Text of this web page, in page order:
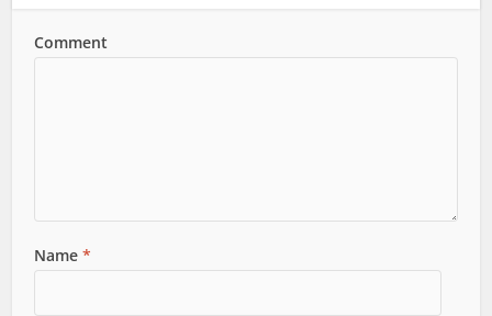
Comment
Name*